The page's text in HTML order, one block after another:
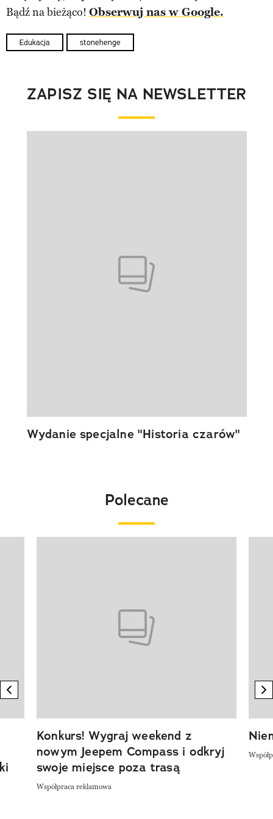
Bądź na bieżąco! Obserwuj nas w Google.
Edukacja stonehenge
ZAPISZ SIĘ NA NEWSLETTER
Wydanie specjalne "Historia czarów"
Polecane
previous element
Konkurs! Wygraj weekend z
nowym Jeepem Compass i odkryj
swoje miejsce poza trasą
Współpraca reklamowa